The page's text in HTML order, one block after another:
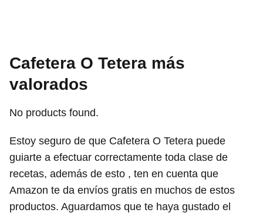
Cafetera O Tetera más
valorados
No products found.
Estoy seguro de que Cafetera O Tetera puede
guiarte a efectuar correctamente toda clase de
recetas, además de esto , ten en cuenta que
Amazon te da envíos gratis en muchos de estos
productos. Aguardamos que te haya gustado el